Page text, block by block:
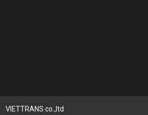
VIETTRANS co.,ltd